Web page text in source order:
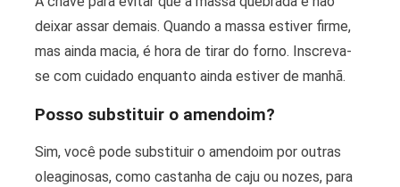
deixar assar demais. Quando a massa estiver firme,
mas ainda macia, é hora de tirar do forno. Inscreva-
se com cuidado enquanto ainda estiver de manhã.
Posso substituir o amendoim?
Sim, você pode substituir o amendoim por outras
oleaginosas, como castanha de caju ou nozes, para